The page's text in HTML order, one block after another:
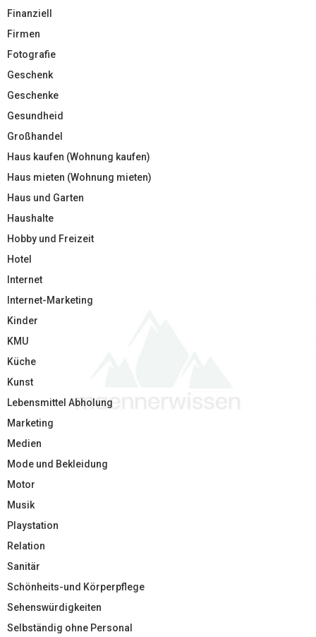
Finanziell
Firmen
Fotografie
Geschenk
Geschenke
Gesundheid
Großhandel
Haus kaufen (Wohnung kaufen)
Haus mieten (Wohnung mieten)
Haus und Garten
Haushalte
Hobby und Freizeit
Hotel
Internet
Internet-Marketing
Kinder
KMU
Küche
Kunst
Lebensmittel Abholung
Marketing
Medien
Mode und Bekleidung
Motor
Musik
Playstation
Relation
Sanitär
Schönheits-und Körperpflege
Sehenswürdigkeiten
Selbständig ohne Personal